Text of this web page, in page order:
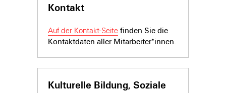
Kontakt
Auf der Kontakt-Seite finden Sie die
Kontaktdaten aller Mitarbeiter*innen.
Kulturelle Bildung, Soziale